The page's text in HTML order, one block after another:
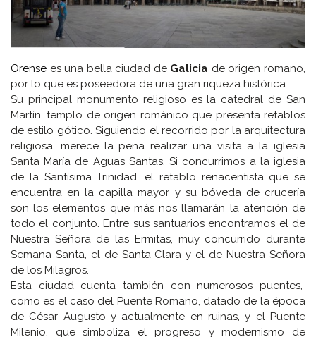
Orense es una bella ciudad de Galicia de origen romano,
por lo que es poseedora de una gran riqueza histórica.
Su principal monumento religioso es la catedral de San
Martín, templo de origen románico que presenta retablos
de estilo gótico. Siguiendo el recorrido por la arquitectura
religiosa, merece la pena realizar una visita a la iglesia
Santa María de Aguas Santas. Si concurrimos a la iglesia
de la Santísima Trinidad, el retablo renacentista que se
encuentra en la capilla mayor y su bóveda de crucería
son los elementos que más nos llamarán la atención de
todo el conjunto. Entre sus santuarios encontramos el de
Nuestra Señora de las Ermitas, muy concurrido durante
Semana Santa, el de Santa Clara y el de Nuestra Señora
de los Milagros.
Esta ciudad cuenta también con numerosos puentes,
como es el caso del Puente Romano, datado de la época
de César Augusto y actualmente en ruinas, y el Puente
Milenio, que simboliza el progreso y modernismo de